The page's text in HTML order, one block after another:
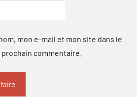
mon e-mail et mon site dans le
commentaire.